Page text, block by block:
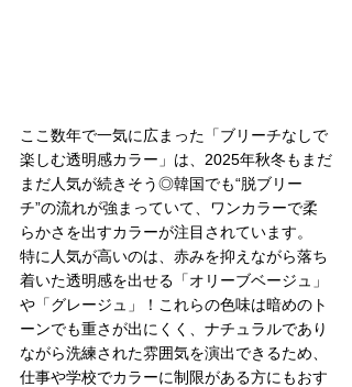
ここ数年で一気に広まった「ブリーチなしで
楽しむ透明感カラー」は、2025年秋冬もまだ
まだ人気が続きそう◎韓国でも“脱ブリー
チ”の流れが強まっていて、ワンカラーで柔
らかさを出すカラーが注目されています。
特に人気が高いのは、赤みを抑えながら落ち
着いた透明感を出せる「オリーブベージュ」
や「グレージュ」！これらの色味は暗めのト
ーンでも重さが出にくく、ナチュラルであり
ながら洗練された雰囲気を演出できるため、
仕事や学校でカラーに制限がある方にもおす